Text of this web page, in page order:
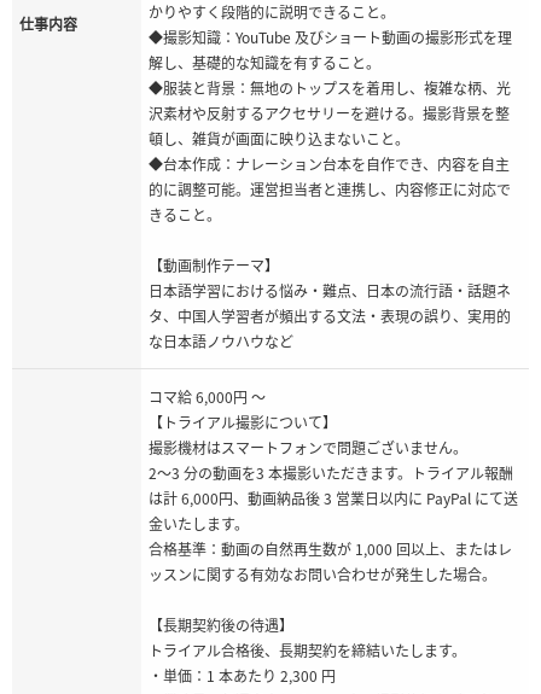
仕事内容
かりやすく段階的に説明できること。
◆撮影知識：YouTube 及びショート動画の撮影形式を理
解し、基礎的な知識を有すること。
◆服装と背景：無地のトップスを着用し、複雑な柄、光
沢素材や反射するアクセサリーを避ける。撮影背景を整
頓し、雑貨が画面に映り込まないこと。
◆台本作成：ナレーション台本を自作でき、内容を自主
的に調整可能。運営担当者と連携し、内容修正に対応で
きること。
【動画制作テーマ】
日本語学習における悩み・難点、日本の流行語・話題ネ
タ、中国人学習者が頻出する文法・表現の誤り、実用的
な日本語ノウハウなど
コマ給 6,000円 ～
【トライアル撮影について】
撮影機材はスマートフォンで問題ございません。
2～3 分の動画を3 本撮影いただきます。トライアル報酬
は計 6,000円、動画納品後 3 営業日以内に PayPal にて送
金いたします。
合格基準：動画の自然再生数が 1,000 回以上、またはレ
ッスンに関する有効なお問い合わせが発生した場合。
【長期契約後の待遇】
トライアル合格後、長期契約を締結いたします。
・単価：1 本あたり 2,300 円